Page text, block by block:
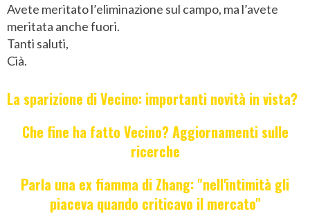
Avete meritato l’eliminazione sul campo, ma l’avete
meritata anche fuori.
Tanti saluti,
Cià.
La sparizione di Vecino: importanti novità in vista?
Che fine ha fatto Vecino? Aggiornamenti sulle
ricerche
Parla una ex fiamma di Zhang: "nell'intimità gli
piaceva quando criticavo il mercato"